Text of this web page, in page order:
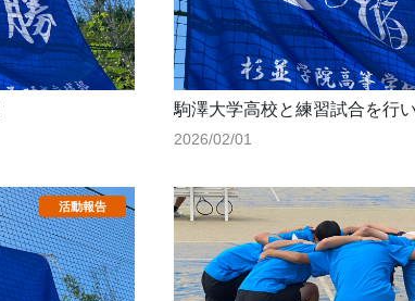
駒澤大学高校と練習試合を行
2026/02/01